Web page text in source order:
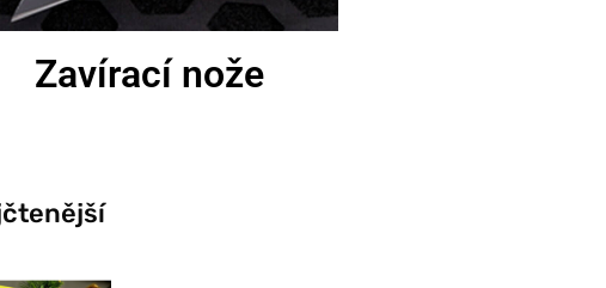
Zavírací nože